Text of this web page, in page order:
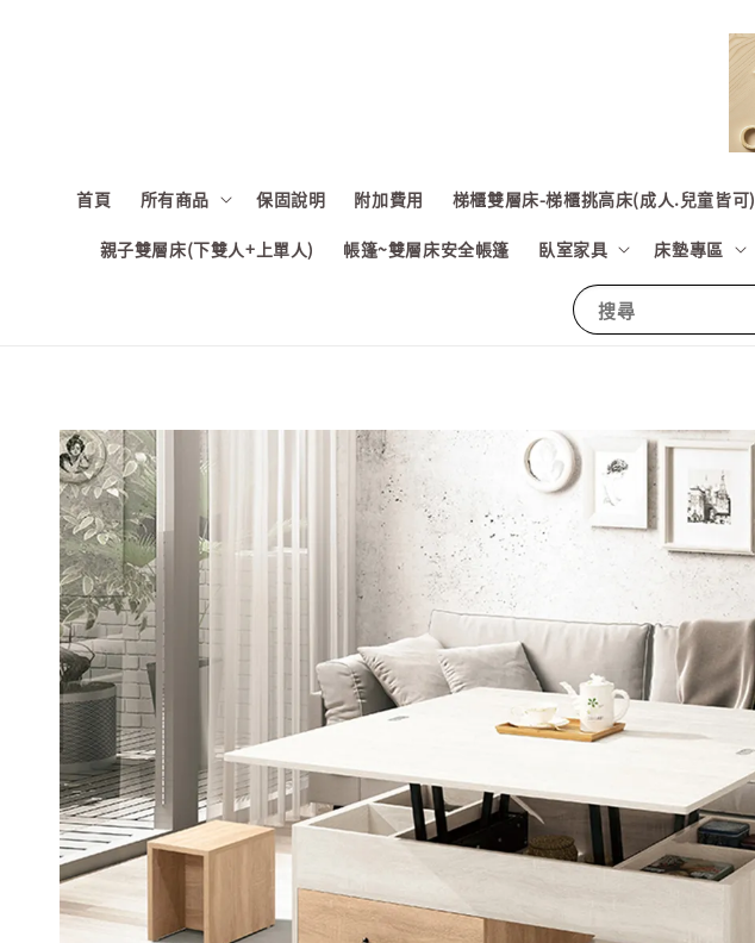
搜尋
首頁 所有商品 保固說明 附加費用 梯櫃雙層床-梯櫃挑高床(成人.兒童皆可)
親子雙層床(下雙人+上單人) 帳篷~雙層床安全帳篷 臥室家具 床墊專區